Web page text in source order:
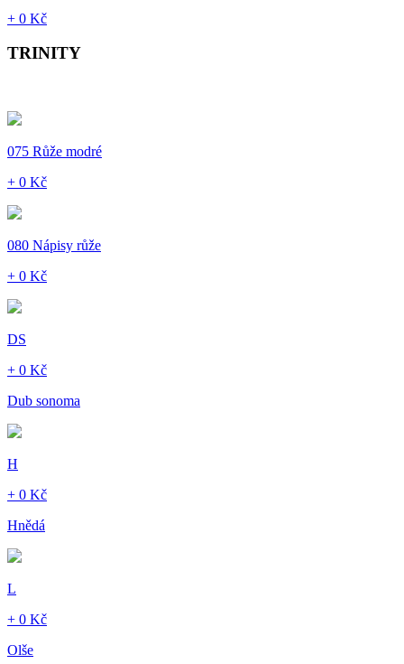
+ 0 Kč
TRINITY
075 Růže modré
+ 0 Kč
080 Nápisy růže
+ 0 Kč
DS
+ 0 Kč
Dub sonoma
H
+ 0 Kč
Hnědá
L
+ 0 Kč
Olše